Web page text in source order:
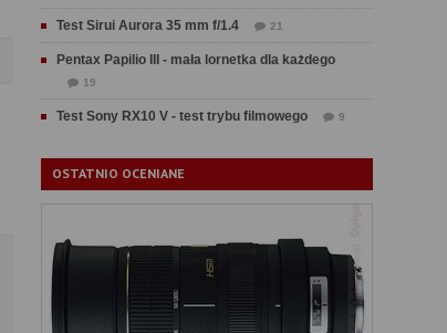
Test Sirui Aurora 35 mm f/1.4 21
Pentax Papilio III - mała lornetka dla każdego
19
Test Sony RX10 V - test trybu filmowego 9
OSTATNIO OCENIANE